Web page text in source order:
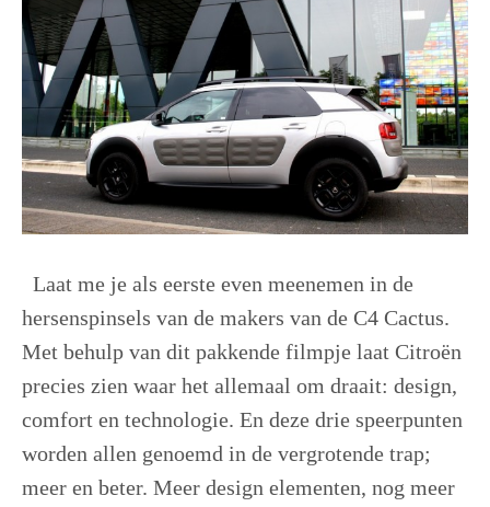
Laat me je als eerste even meenemen in de
hersenspinsels van de makers van de C4 Cactus.
Met behulp van dit pakkende filmpje laat Citroën
precies zien waar het allemaal om draait: design,
comfort en technologie. En deze drie speerpunten
worden allen genoemd in de vergrotende trap;
meer en beter. Meer design elementen, nog meer